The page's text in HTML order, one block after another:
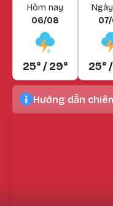
Hôm nay
06/08
25° / 29° 25°
Hướng dẫn